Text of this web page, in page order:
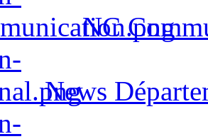
NC
News